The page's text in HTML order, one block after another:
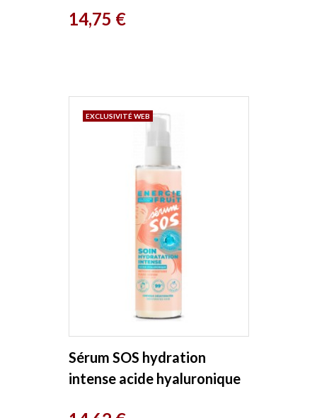
Prix
14,75 €
Sérum SOS hydration
intense acide hyaluronique
EXCLUSIVITÉ WEB